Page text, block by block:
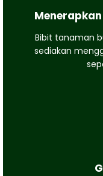
Bibit tanaman
sediakan